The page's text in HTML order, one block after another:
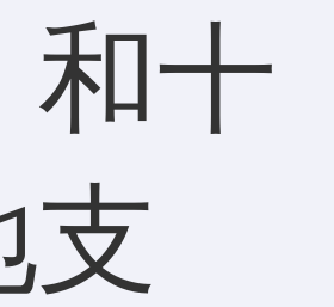
和十
支